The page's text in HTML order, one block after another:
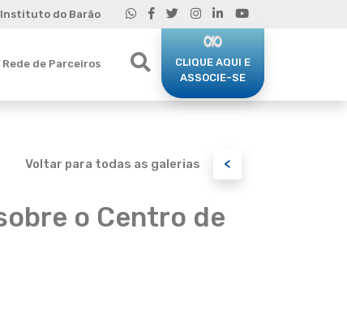
Instituto do Barão
Rede de Parceiros
CLIQUE AQUI E
ASSOCIE-SE
Voltar para todas as galerias <
o Centro de